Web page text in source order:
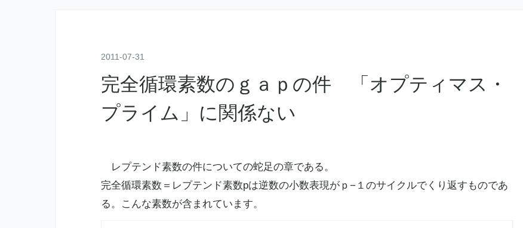
2011-07-31
完全循環素数のｇａｐの件 「オプティマス・
プライム」に関係ない
レプテンド素数の件についての蛇足の章である。
完全循環素数 ＝レプテンド素数pは逆数の小数表現がｐ−１のサイクルでくり返すものであ
る。こんな素数が含まれています。